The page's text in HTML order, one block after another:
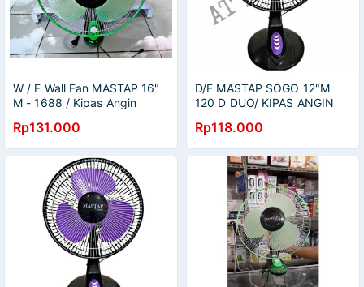
W / F Wall Fan MASTAP 16"
M - 1688 / Kipas Angin
-1688
Rp131.000
D/F MASTAP SOGO 12"M
120 D DUO/ KIPAS ANGIN
INC
Rp118.000